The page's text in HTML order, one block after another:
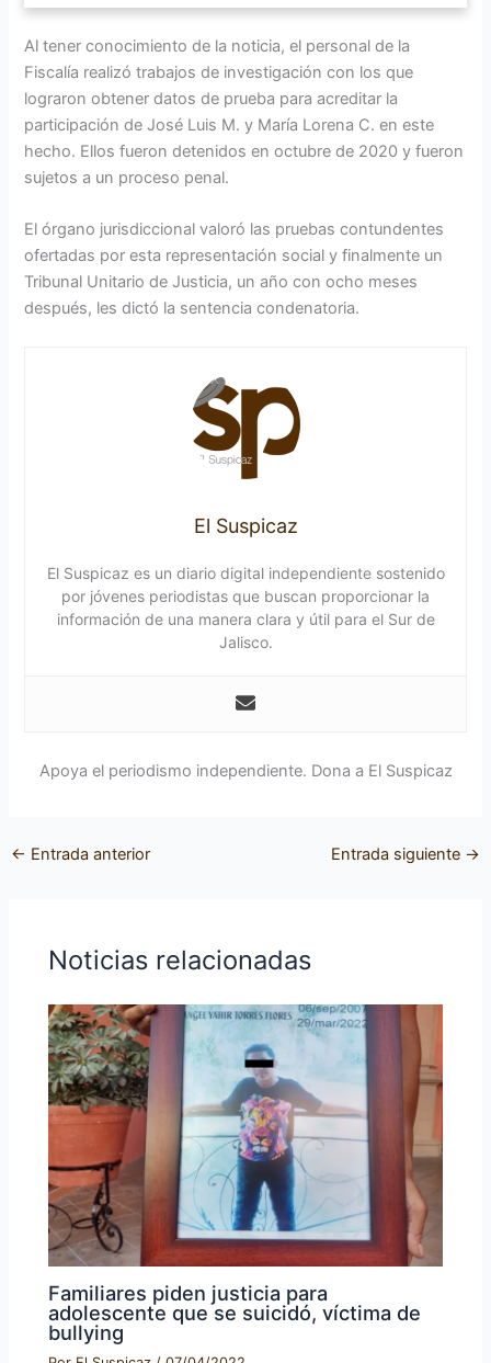
Al tener conocimiento de la noticia, el personal de la
Fiscalía realizó trabajos de investigación con los que
lograron obtener datos de prueba para acreditar la
participación de José Luis M. y María Lorena C. en este
hecho. Ellos fueron detenidos en octubre de 2020 y fueron
sujetos a un proceso penal.
El órgano jurisdiccional valoró las pruebas contundentes
ofertadas por esta representación social y finalmente un
Tribunal Unitario de Justicia, un año con ocho meses
después, les dictó la sentencia condenatoria.
El Suspicaz
El Suspicaz es un diario digital independiente sostenido
por jóvenes periodistas que buscan proporcionar la
información de una manera clara y útil para el Sur de
Jalisco.
Apoya el periodismo independiente. Dona a El Suspicaz
← Entrada anterior Entrada siguiente →
Noticias relacionadas
Familiares piden justicia para
adolescente que se suicidó, víctima de
bullying